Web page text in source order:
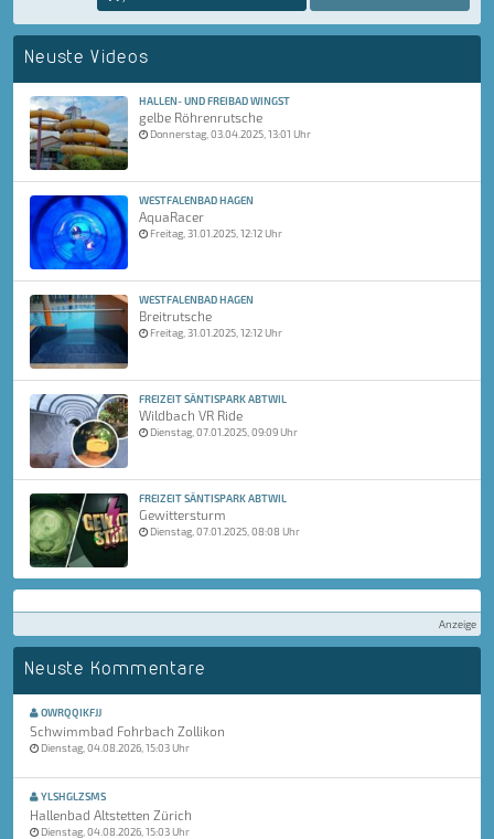
Neuste Videos
HALLEN- UND FREIBAD WINGST
gelbe Röhrenrutsche
Donnerstag, 03.04.2025, 13:01 Uhr
WESTFALENBAD HAGEN
AquaRacer
Freitag, 31.01.2025, 12:12 Uhr
WESTFALENBAD HAGEN
Breitrutsche
Freitag, 31.01.2025, 12:12 Uhr
FREIZEIT SÄNTISPARK ABTWIL
Wildbach VR Ride
Dienstag, 07.01.2025, 09:09 Uhr
FREIZEIT SÄNTISPARK ABTWIL
Gewittersturm
Dienstag, 07.01.2025, 08:08 Uhr
Anzeige
Neuste Kommentare
OWRQQIKFJJ
Schwimmbad Fohrbach Zollikon
Dienstag, 04.08.2026, 15:03 Uhr
YLSHGLZSMS
Hallenbad Altstetten Zürich
Dienstag, 04.08.2026, 15:03 Uhr